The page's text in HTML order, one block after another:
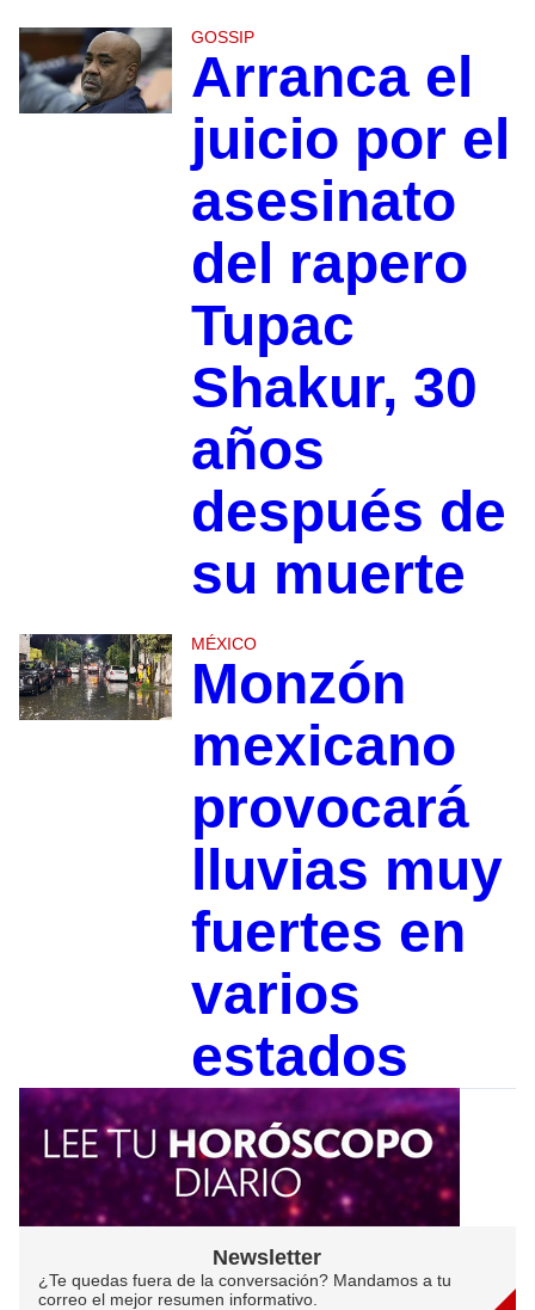
GOSSIP
Arranca el
juicio por el
asesinato
del rapero
Tupac
Shakur, 30
años
después de
su muerte
MÉXICO
Monzón
mexicano
provocará
lluvias muy
fuertes en
varios
estados
Newsletter
¿Te quedas fuera de la conversación? Mandamos a tu
correo el mejor resumen informativo.